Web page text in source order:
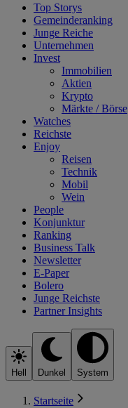
Top Storys
Gemeinderanking
Junge Reiche
Unternehmen
Invest
Immobilien
Aktien
Krypto
Märkte / Börse
Watches
Reichste
Enjoy
Reisen
Technik
Mobil
Wein
People
Konjunktur
Ranking
Business Talk
Newsletter
E-Paper
Bolero
Junge Reichste
Partner Insights
Hell Dunkel System
Startseite